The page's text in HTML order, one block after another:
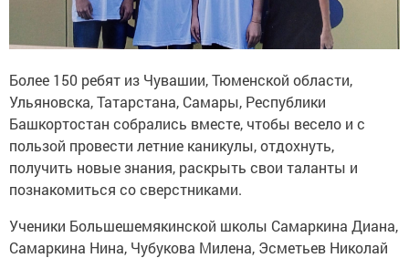
Более 150 ребят из Чувашии, Тюменской области,
Ульяновска, Татарстана, Самары, Республики
Башкортостан собрались вместе, чтобы весело и с
пользой провести летние каникулы, отдохнуть,
получить новые знания, раскрыть свои таланты и
познакомиться со сверстниками.
Ученики Большешемякинской школы Самаркина Диана,
Самаркина Нина, Чубукова Милена, Эсметьев Николай